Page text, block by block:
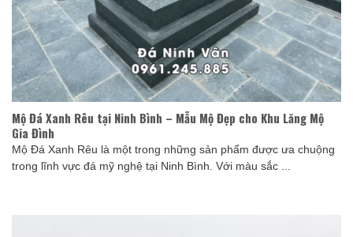
Mộ Đá Xanh Rêu tại Ninh Bình – Mẫu Mộ Đẹp cho Khu Lăng Mộ
Gia Đình
Mộ Đá Xanh Rêu là một trong những sản phẩm được ưa chuộng
trong lĩnh vực đá mỹ nghệ tại Ninh Bình. Với màu sắc ...